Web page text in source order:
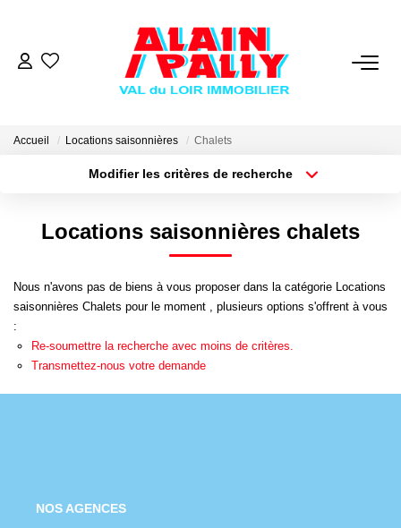
VENTE
LOCATION
DERNIERES VENTES
NOS AGENCES
Qui Sommes Nous
Accueil Locations saisonnières Chalets
Modifier les critères de recherche
Type de bien
Budget max Plus de critères
Locations saisonnières chalets
Nous n'avons pas de biens à vous proposer dans la catégorie Locations
saisonnières Chalets pour le moment , plusieurs options s'offrent à vous
:
Re-soumettre la recherche avec moins de critères.
Transmettez-nous votre demande
NOS AGENCES